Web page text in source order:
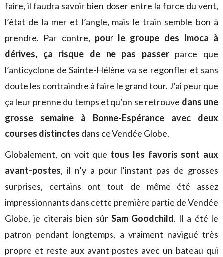
faire, il faudra savoir bien doser entre la force du vent,
l’état de la mer et l’angle, mais le train semble bon à
prendre. Par contre, pour le groupe des Imoca à
dérives, ça risque de ne pas passerparce que
l’anticyclone de Sainte-Hélène va se regonfler et sans
doute les contraindre à faire le grand tour. J’ai peur que
ça leur prenne du temps et qu’on se retrouve dans une
grosse semaine à Bonne-Espérance avec deux
courses distinctes dans ce Vendée Globe.
Globalement, on voit que tous les favoris sont aux
avant-postes, il n’y a pour l’instant pas de grosses
surprises, certains ont tout de même été assez
impressionnants dans cette première partie de Vendée
Globe, je citerais bien sûr Sam Goodchild. Il a été le
patron pendant longtemps, a vraiment navigué très
propre et reste aux avant-postes avec un bateau qui